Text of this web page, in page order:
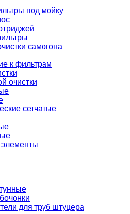
под мойку
самогона
к фильтрам
очистки
сетчатые
для труб штуцера